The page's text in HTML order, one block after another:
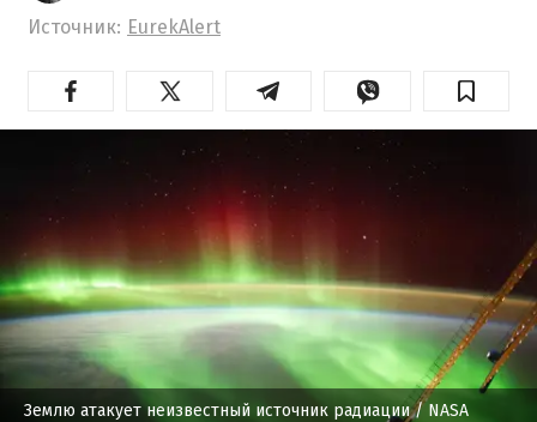
Источник: EurekAlert
Землю атакует неизвестный источник радиации/ NASA